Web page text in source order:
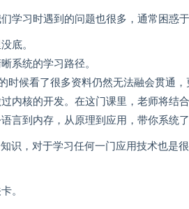
学习时遇到的问题也很多，通常困惑
底。
系统的学习路径。
候看了很多资料仍然无法融会贯通，
内核的开发。在这门课里，老师将结
言到内存，从原理到应用，带你系统
识，对于学习任何一门应用技术也是很
。